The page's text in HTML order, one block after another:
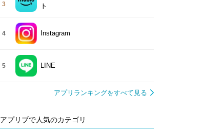
3
ト
4 Instagram
5 LINE
アプリランキングをすべて見る
アプリブで人気のカテゴリ